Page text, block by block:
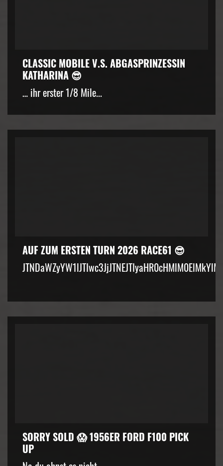
CLASSIC MOBILE V.S. ABGASPRINZESSIN
KATHARINA 😎
… ihr erster 1/8 Mile...
AUF ZUM ERSTEN TURN 2026 RACE61 😎
SORRY SOLD 😱 1956ER FORD F100 PICK
UP